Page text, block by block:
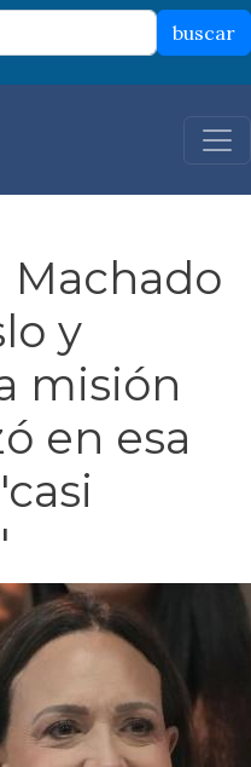
buscar
Machado
y
misión
en esa